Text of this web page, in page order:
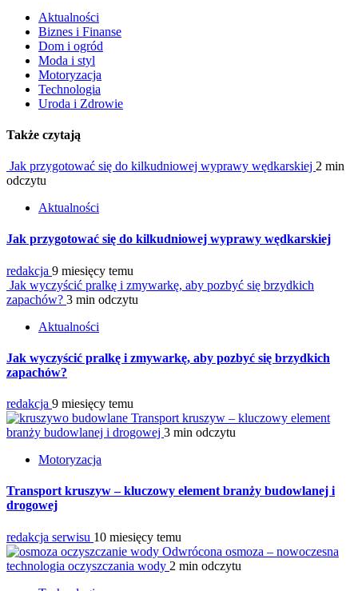
Aktualności
Biznes i Finanse
Dom i ogród
Moda i styl
Motoryzacja
Technologia
Uroda i Zdrowie
Także czytają
Jak przygotować się do kilkudniowej wyprawy wędkarskiej 2 min
odczytu
Aktualności
Jak przygotować się do kilkudniowej wyprawy wędkarskiej
redakcja 9 miesięcy temu
Jak wyczyścić pralkę i zmywarkę, aby pozbyć się brzydkich
zapachów? 3 min odczytu
Aktualności
Jak wyczyścić pralkę i zmywarkę, aby pozbyć się brzydkich
zapachów?
redakcja 9 miesięcy temu
Transport kruszyw – kluczowy element
branży budowlanej i drogowej 3 min odczytu
Motoryzacja
Transport kruszyw – kluczowy element branży budowlanej i
drogowej
redakcja serwisu 10 miesięcy temu
Odwrócona osmoza – nowoczesna
technologia oczyszczania wody 2 min odczytu